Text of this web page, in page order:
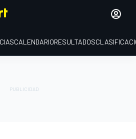
CALENDARIORESULTADOS